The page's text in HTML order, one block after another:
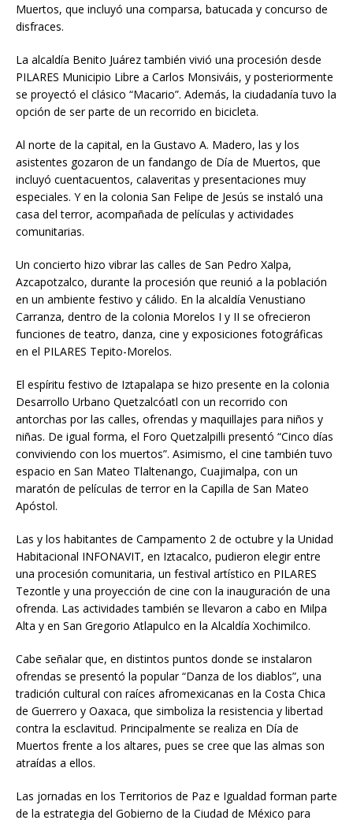
Muertos, que incluyó una comparsa, batucada y concurso de
disfraces.
La alcaldía Benito Juárez también vivió una procesión desde
PILARES Municipio Libre a Carlos Monsiváis, y posteriormente
se proyectó el clásico “Macario”. Además, la ciudadanía tuvo la
opción de ser parte de un recorrido en bicicleta.
Al norte de la capital, en la Gustavo A. Madero, las y los
asistentes gozaron de un fandango de Día de Muertos, que
incluyó cuentacuentos, calaveritas y presentaciones muy
especiales. Y en la colonia San Felipe de Jesús se instaló una
casa del terror, acompañada de películas y actividades
comunitarias.
Un concierto hizo vibrar las calles de San Pedro Xalpa,
Azcapotzalco, durante la procesión que reunió a la población
en un ambiente festivo y cálido. En la alcaldía Venustiano
Carranza, dentro de la colonia Morelos I y II se ofrecieron
funciones de teatro, danza, cine y exposiciones fotográficas
en el PILARES Tepito-Morelos.
El espíritu festivo de Iztapalapa se hizo presente en la colonia
Desarrollo Urbano Quetzalcóatl con un recorrido con
antorchas por las calles, ofrendas y maquillajes para niños y
niñas. De igual forma, el Foro Quetzalpilli presentó “Cinco días
conviviendo con los muertos”. Asimismo, el cine también tuvo
espacio en San Mateo Tlaltenango, Cuajimalpa, con un
maratón de películas de terror en la Capilla de San Mateo
Apóstol.
Las y los habitantes de Campamento 2 de octubre y la Unidad
Habitacional INFONAVIT, en Iztacalco, pudieron elegir entre
una procesión comunitaria, un festival artístico en PILARES
Tezontle y una proyección de cine con la inauguración de una
ofrenda. Las actividades también se llevaron a cabo en Milpa
Alta y en San Gregorio Atlapulco en la Alcaldía Xochimilco.
Cabe señalar que, en distintos puntos donde se instalaron
ofrendas se presentó la popular “Danza de los diablos”, una
tradición cultural con raíces afromexicanas en la Costa Chica
de Guerrero y Oaxaca, que simboliza la resistencia y libertad
contra la esclavitud. Principalmente se realiza en Día de
Muertos frente a los altares, pues se cree que las almas son
atraídas a ellos.
Las jornadas en los Territorios de Paz e Igualdad forman parte
de la estrategia del Gobierno de la Ciudad de México para